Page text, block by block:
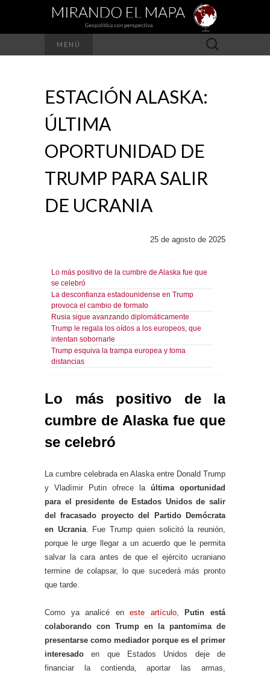
MENÚ Buscar:
ESTACIÓN ALASKA:
ÚLTIMA
OPORTUNIDAD DE
TRUMP PARA SALIR
DE UCRANIA
25 de agosto de 2025
Lo más positivo de la cumbre de Alaska fue que
se celebró
La desconfianza estadounidense en Trump
provoca el cambio de formato
Rusia sigue avanzando diplomáticamente
Trump le regala los oídos a los europeos, que
intentan sobornarle
Trump esquiva la trampa europea y toma
distancias
Lo más positivo de la
cumbre de Alaska fue que
se celebró
La cumbre celebrada en Alaska entre Donald Trump
y Vladímir Putin ofrece la última oportunidad
para el presidente de Estados Unidos de salir
del fracasado proyecto del Partido Demócrata
en Ucrania. Fue Trump quien solicitó la reunión,
porque le urge llegar a un acuerdo que le permita
salvar la cara antes de que el ejército ucraniano
termine de colapsar, lo que sucederá más pronto
que tarde.
Como ya analicé eneste artículo,
Putin está
colaborando con Trump en la pantomima de
presentarse como mediador porque es el primer
interesado en que Estados Unidos deje de
financiar la contienda, aportar las armas,